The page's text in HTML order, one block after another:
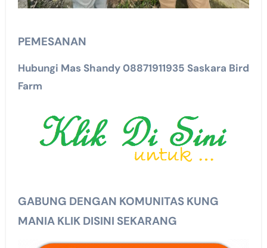
PEMESANAN
Hubungi Mas Shandy 08871911935 Saskara Bird
Farm
GABUNG DENGAN KOMUNITAS KUNG
MANIA KLIK DISINI SEKARANG